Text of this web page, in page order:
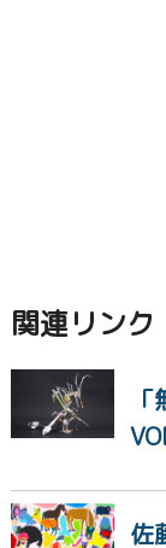
関連リンク
佐